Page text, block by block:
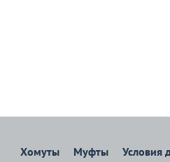
Хомуты Муфты Условия